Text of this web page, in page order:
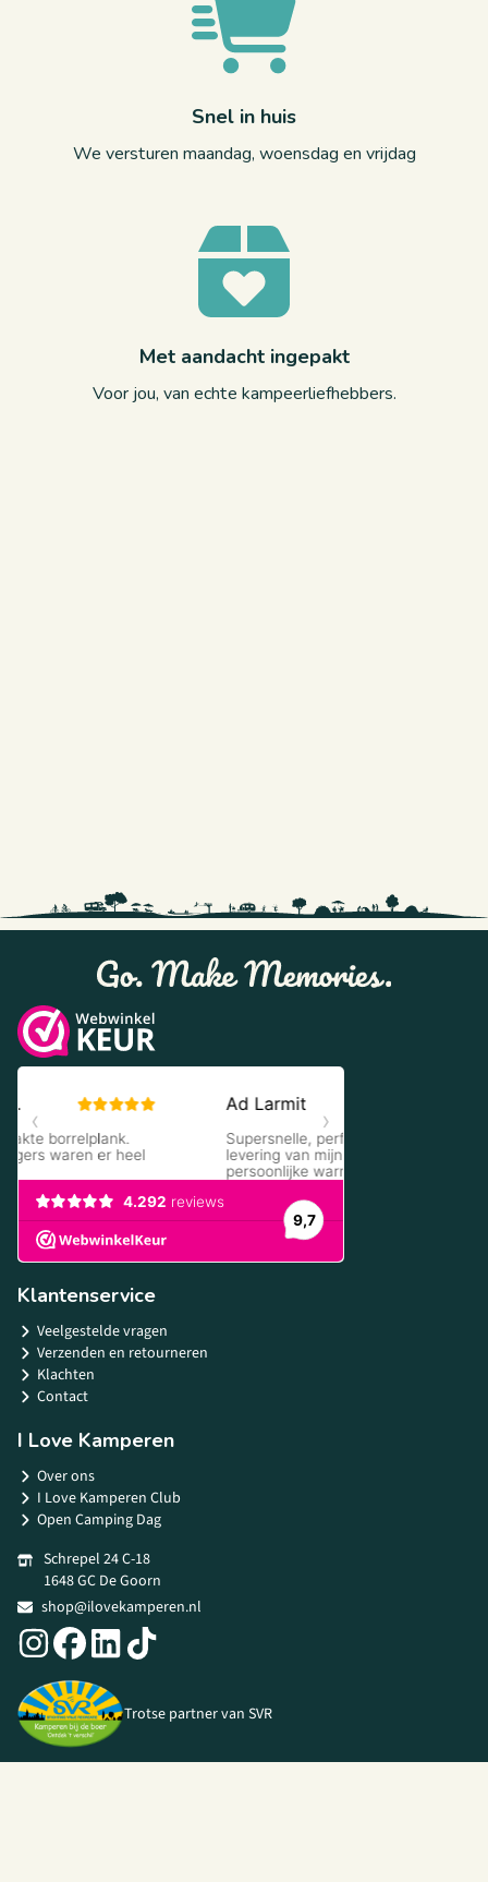
Snel in huis
We versturen maandag, woensdag en vrijdag
Met aandacht ingepakt
Voor jou, van echte kampeerliefhebbers.
Klantenservice
Veelgestelde vragen
Verzenden en retourneren
Klachten
Contact
I Love Kamperen
Over ons
I Love Kamperen Club
Open Camping Dag
Schrepel 24 C-18
1648 GC De Goorn
shop@ilovekamperen.nl
Trotse partner van SVR